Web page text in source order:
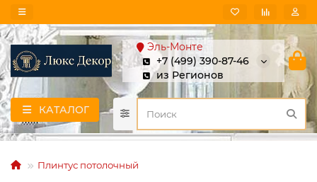
Эль-Монте
+7 (499) 390-87-46
из Регионов
КАТАЛОГ
Плинтус потолочный